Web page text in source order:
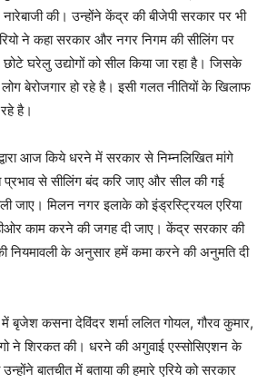
की। उन्होंने केंद्र की बीजेपी सरकार पर भी
ने कहा सरकार और नगर निगम की सीलिंग पर
घरेलु उद्योगों को सील किया जा रहा है। जिसके
बेरोजगार हो रहे है। इसी गलत नीतियों के खिलाफ
है।
आज किये धरने में सरकार से निम्नलिखित मांगे
से सीलिंग बंद करि जाए और सील की गई
जाए। मिलन नगर इलाके को इंड्रस्ट्रियल एरिया
काम करने की जगह दी जाए। केंद्र सरकार की
नियमावली के अनुसार हमें कमा करने की अनुमति दी
कसना देविंदर शर्मा ललित गोयल, गौरव कुमार,
ने शिरकत की। धरने की अगुवाई एस्सोसिएशन के
बातचीत में बताया की हमारे एरिये को सरकार